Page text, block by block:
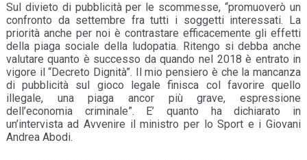
Sul divieto di pubblicità per le scommesse, “promuoverò un
confronto da settembre fra tutti i soggetti interessati. La
priorità anche per noi è contrastare efficacemente gli effetti
della piaga sociale della ludopatia. Ritengo si debba anche
valutare quanto è successo da quando nel 2018 è entrato in
vigore il “Decreto Dignità”. Il mio pensiero è che la mancanza
di pubblicità sul gioco legale finisca col favorire quello
illegale, una piaga ancor più grave, espressione
dell’economia criminale”. E’ quanto ha dichiarato in
un’intervista ad Avvenire il ministro per lo Sport e i Giovani
Andrea Abodi.